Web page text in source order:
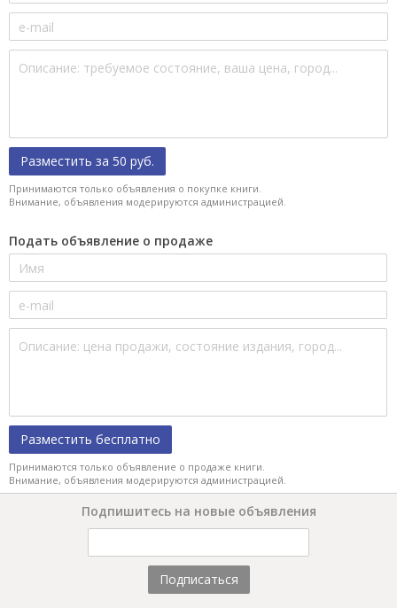
Разместить за 50 руб.
Принимаются только объявления о покупке книги.
Внимание, объявления модерируются администрацией.
Подать объявление о продаже
Разместить бесплатно
Принимаются только объявление о продаже книги.
Внимание, объявления модерируются администрацией.
Подпишитесь на новые объявления
Подписаться